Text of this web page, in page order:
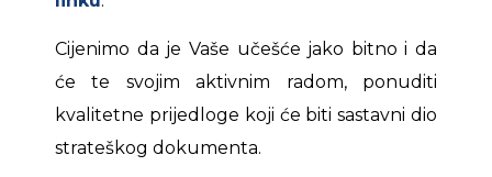
Cijenimo da je Vaše učešće jako bitno i da
će te svojim aktivnim radom, ponuditi
kvalitetne prijedloge koji će biti sastavni dio
strateškog dokumenta.